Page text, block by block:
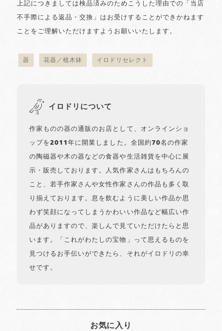
上記につきましては検品済みのためこうした理由での「当店
不手際による返品・交換」はお受けすることができかねます
ことをご理解いただけますようお願いいたします。
器 花器／植木鉢 イロドリセレクト
イロドリについて
作家ものの器の通販のお店として、オンラインショ
ップを2011年に開業しました。全国約70名の作家
の陶磁器や木の器などの食器や生活雑貨を中心に展
示・販売しております。人気作家さんはもちろんの
こと、若手作家さんや女性作家さんの作品も多く取
り揃えております。息を飲むように美しい作品か思
わず笑顔になってしまうかわいい作品など幅広い作
品がありますので、楽しんで見ていただけたらと思
います。「これがわたしの宝物」って思えるものを
見つけるお手伝いができたら、それがイロドリの幸
せです。
お気に入り